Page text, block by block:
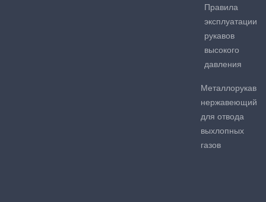
Правила
эксплуатации
рукавов
высокого
давления
Металлорукав
нержавеющий
для отвода
выхлопных
газов